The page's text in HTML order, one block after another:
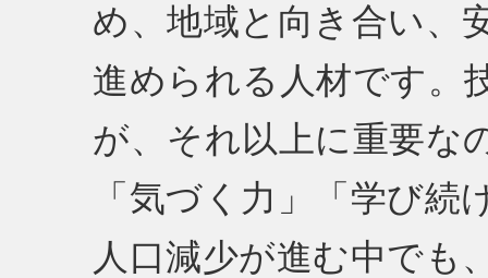
め、地域と向き合い、
進められる人材です。
が、それ以上に重要な
「気づく力」「学び続
人口減少が進む中でも